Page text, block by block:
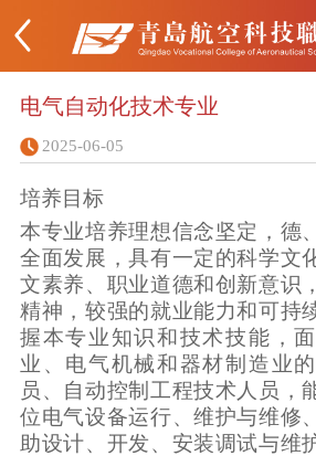
电气自动化技术专业
2025-06-05
培养目标
本专业培养理想信念坚定，德
全面发展，具有一定的科学文
文素养、职业道德和创新意识
精神，较强的就业能力和可持
握本专业知识和技术技能，
业、电气机械和器材制造业
员、自动控制工程技术人员，
位电气设备运行、维护与维修
助设计、开发、安装调试与维